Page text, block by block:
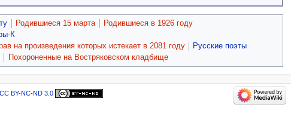
Родившиеся 15 марта
Родившиеся в 1926 году
К
на произведения которых истекает в 2081 году
Русские поэты
Похороненные на Востряковском кладбище
CC BY-NC-ND 3.0